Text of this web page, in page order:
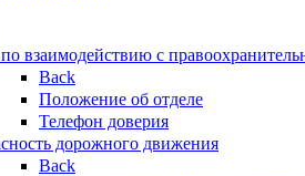
взаимодействию с
Back
Положение об отделе
Телефон доверия
дорожного движения
Back